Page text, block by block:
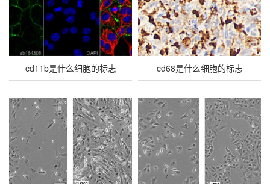
cd11b是什么细胞的标志 cd68是什么细胞的标志